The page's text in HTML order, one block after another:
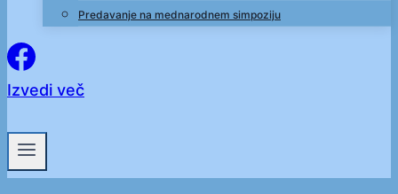
Predavanje na mednarodnem simpoziju
Izvedi več